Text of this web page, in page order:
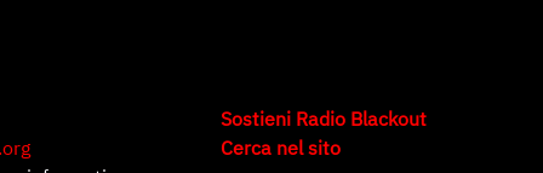
Sostieni Radio Blackout
Cerca nel sito